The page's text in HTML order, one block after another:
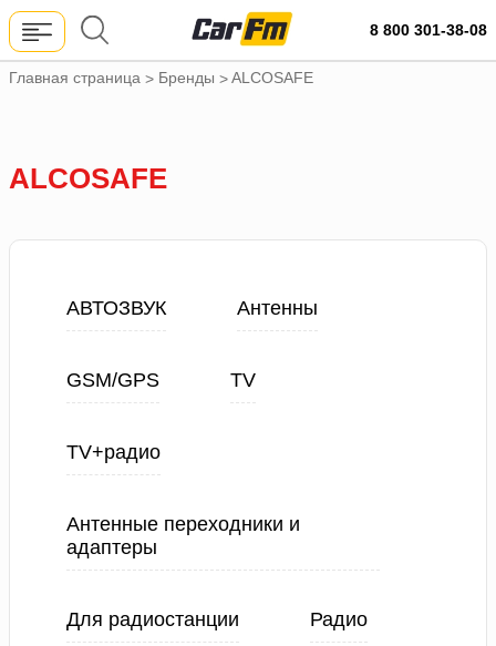
8 800 301-38-08
Главная страница > Бренды >ALCOSAFE
ALCOSAFE
АВТОЗВУК Антенны
GSM/GPS TV
TV+радио
Антенные переходники и
адаптеры
Для радиостанции Радио